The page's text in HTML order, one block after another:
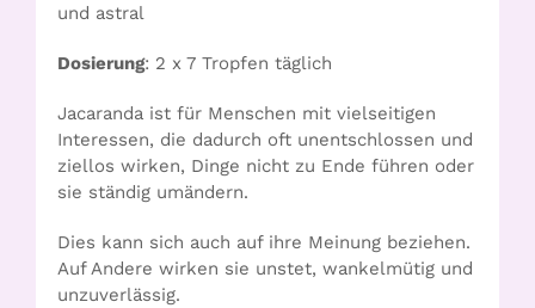
und astral
Dosierung: 2 x 7 Tropfen täglich
Jacaranda ist für Menschen mit vielseitigen
Interessen, die dadurch oft unentschlossen und
ziellos wirken, Dinge nicht zu Ende führen oder
sie ständig umändern.
Dies kann sich auch auf ihre Meinung beziehen.
Auf Andere wirken sie unstet, wankelmütig und
unzuverlässig.